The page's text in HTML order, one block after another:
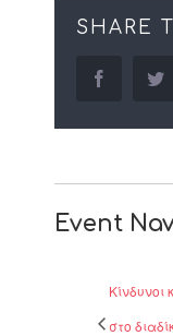
SHARE
facebook
Event
στο